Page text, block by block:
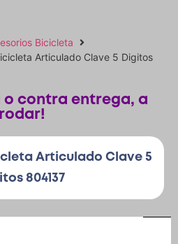
Bicicletas
Patinetas
Vender
Bicicleta
Articulado Clave 5 Digitos
o contra entrega, a
rodar!
Articulado Clave 5
804137